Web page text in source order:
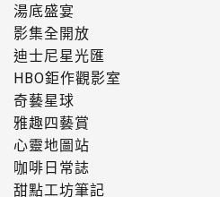
湯底盛宴
影集全開放
迪士尼星光匯
HBO鉅作觀影室
奇藝星球
雅趣四藝賞
心靈地圖站
咖啡日常誌
甜點工坊筆記